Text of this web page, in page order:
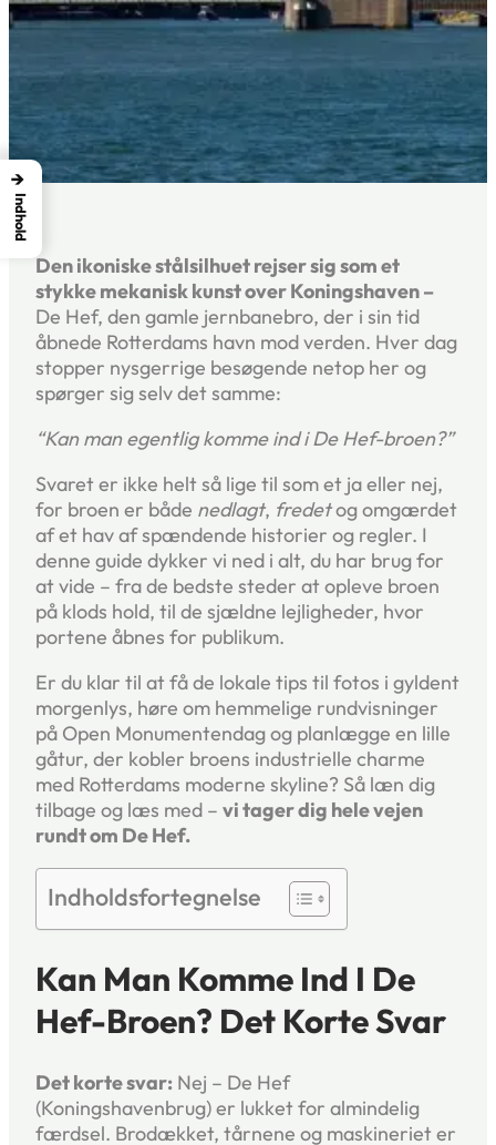
Den ikoniske stålsilhuet rejser sig som et
stykke mekanisk kunst over Koningshaven –
De Hef, den gamle jernbanebro, der i sin tid
åbnede Rotterdams havn mod verden. Hver dag
stopper nysgerrige besøgende netop her og
spørger sig selv det samme:
“Kan man egentlig komme ind i De Hef-broen?”
Svaret er ikke helt så lige til som et ja eller nej,
for broen er både nedlagt, fredetog omgærdet
af et hav af spændende historier og regler. I
denne guide dykker vi ned i alt, du har brug for
at vide – fra de bedste steder at opleve broen
på klods hold, til de sjældne lejligheder, hvor
portene åbnes for publikum.
Er du klar til at få de lokale tips til fotos i gyldent
morgenlys, høre om hemmelige rundvisninger
på Open Monumentendag og planlægge en lille
gåtur, der kobler broens industrielle charme
med Rotterdams moderne skyline? Så læn dig
tilbage og læs med – vi tager dig hele vejen
rundt om De Hef.
Indholdsfortegnelse
Kan Man Komme Ind I De
Hef-Broen? Det Korte Svar
Det korte svar: Nej – De Hef
(Koningshavenbrug) er lukket for almindelig
færdsel. Brodækket, tårnene og maskineriet er
→
Indhold